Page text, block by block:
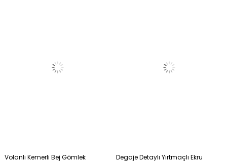
Volanlı Kemerli Bej Gömlek Degaje Detaylı Yırtmaçlı Ekru